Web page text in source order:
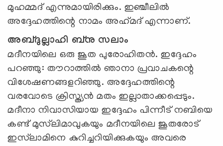
മുഹമ്മദ് എന്നുമായിരിക്കും. ഇഞ്ചീലില്‍
അദ്ദേഹത്തിന്റെ നാമം അഹ്‌മദ് എന്നാണ്.
അബ്ദുല്ലാഹി ബ്‌നു സലാം
മദീനയിലെ ഒരു ജൂത പുരോഹിതന്‍. ഇദ്ദേഹം
പറഞ്ഞു: തൗറാത്തില്‍ ഞാനാ പ്രവാചകന്റെ
വിശേഷണങ്ങളറിഞ്ഞു. അദ്ദേഹത്തിന്റെ
വരവോടെ ക്രിസ്ത്യന്‍ മതം ഇല്ലാതാക്കപ്പെടും.
മദീനാ നിവാസിയായ ഇദ്ദേഹം പിന്നീട് നബിയെ
കണ്ട് മുസ്‍ലിമാവുകയും മദീനയിലെ ജൂതരോട്
ഇസ്‍ലാമിനെ കുറിച്ചറിയിക്കുകയും അവരെ